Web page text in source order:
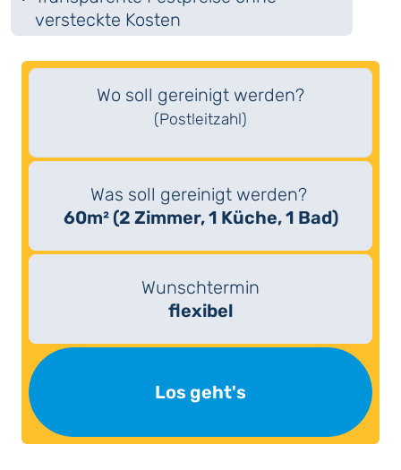
versteckte Kosten
Wo soll gereinigt werden?
(Postleitzahl)
Was soll gereinigt werden?
60m² (2 Zimmer, 1 Küche, 1 Bad)
Wunschtermin
flexibel
Los geht's